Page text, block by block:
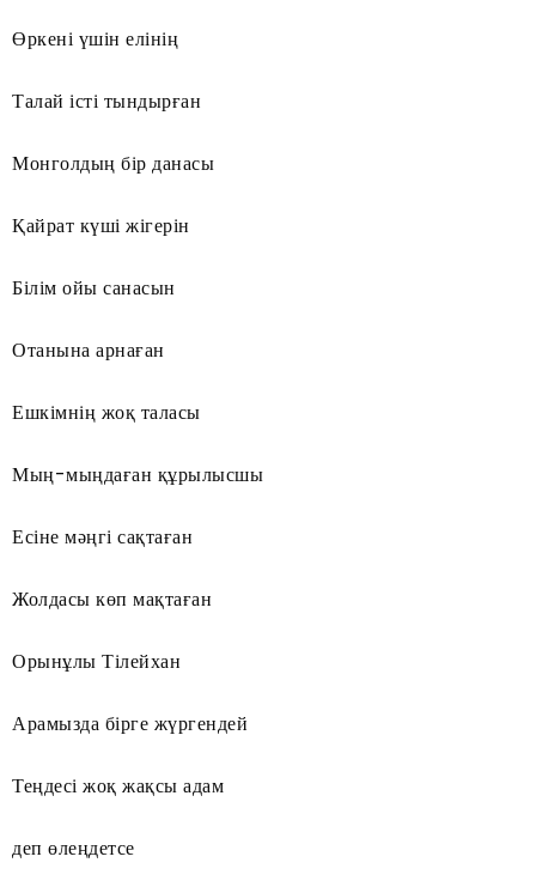
Өркені үшін елінің
Талай істі тындырған
Монголдың бір данасы
Қайрат күші жігерін
Білім ойы санасын
Отанына арнаған
Ешкімнің жоқ таласы
Мың-мыңдаған құрылысшы
Есіне мәңгі сақтаған
Жолдасы көп мақтаған
Орынұлы Тілейхан
Арамызда бірге жүргендей
Теңдесі жоқ жақсы адам
деп өлеңдетсе